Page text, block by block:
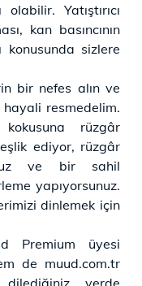
Yatıştırıcı
kan basıncının
konusunda sizlere
bir nefes alın ve
resmedelim.
rüzgâr
ediyor, rüzgâr
ve bir sahil
yapıyorsunuz.
dinlemek için
Premium üyesi
de muud.com.tr
yerde